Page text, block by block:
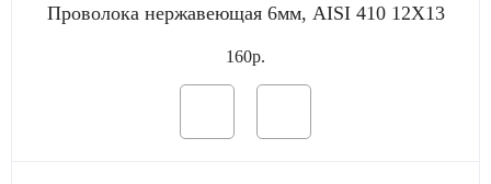
Проволока нержавеющая 6мм, AISI 410 12Х13
160р.